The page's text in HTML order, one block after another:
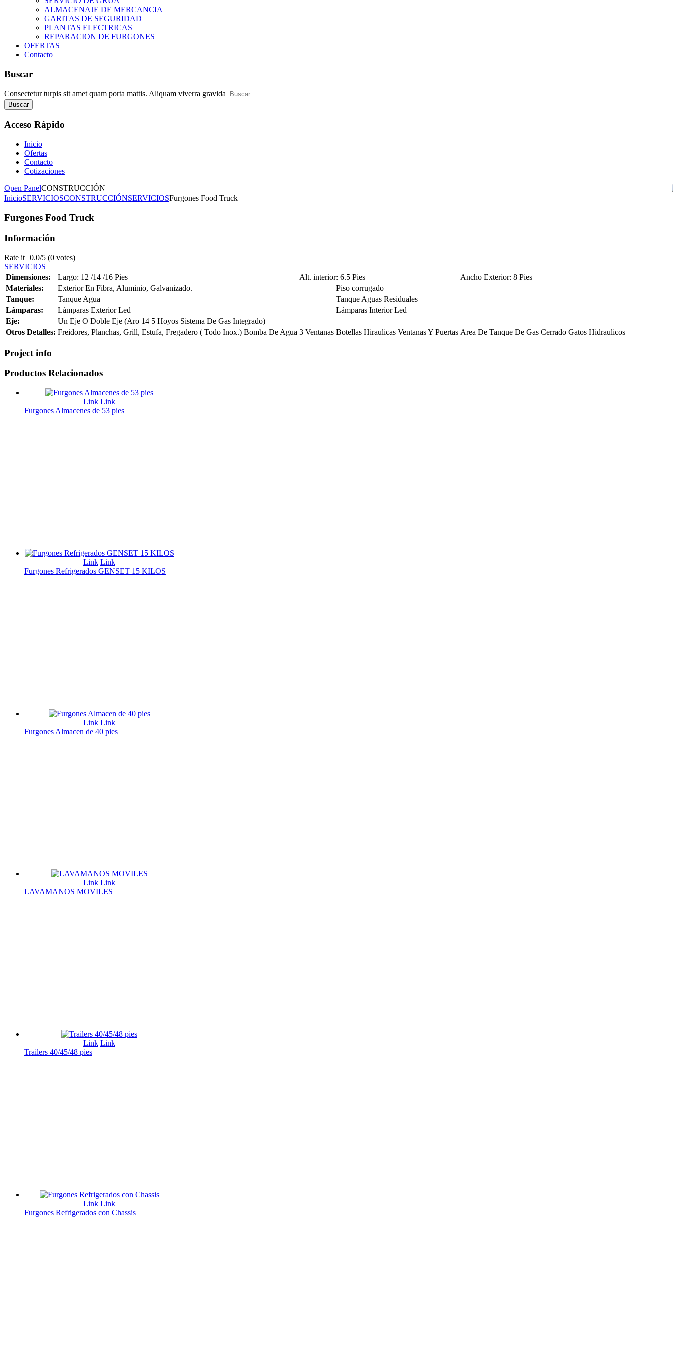
ALMACENAJE DE MERCANCIA
GARITAS DE SEGURIDAD
PLANTAS ELECTRICAS
REPARACION DE FURGONES
OFERTAS
Contacto
Buscar
Consectetur turpis sit amet quam porta mattis. Aliquam viverra gravida
Buscar
Acceso Rápido
Inicio
Ofertas
Contacto
Cotizaciones
Open PanelCONSTRUCCIÓN
InicioSERVICIOSCONSTRUCCIÓNSERVICIOSFurgones Food Truck
Furgones Food Truck
Información
Rate it 0.0/5 (0 votes)
SERVICIOS
Dimensiones:
Largo: 12 /14 /16 Pies Alt. interior: 6.5 Pies
Ancho Exterior: 8 Pies
Materiales:
Exterior En Fibra, Aluminio, Galvanizado.
Piso corrugado
Tanque:
Tanque Agua
Tanque Aguas Residuales
Lámparas:
Lámparas Exterior Led
Lámparas Interior Led
Eje:
Un Eje O Doble Eje (Aro 14 5 Hoyos Sistema De Gas Integrado)
Otros Detalles: Freidores, Planchas, Grill, Estufa, Fregadero ( Todo Inox.) Bomba De Agua 3 Ventanas Botellas Hiraulicas Ventanas Y Puertas Area De Tanque De Gas Cerrado Gatos Hidraulicos
Project info
Productos Relacionados
Link Link
Furgones Almacenes de 53 pies
Link Link
Furgones Refrigerados GENSET 15 KILOS
Link Link
Furgones Almacen de 40 pies
Link Link
LAVAMANOS MOVILES
Link Link
Trailers 40/45/48 pies
Link Link
Furgones Refrigerados con Chassis